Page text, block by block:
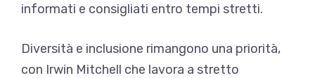
informati e consigliati entro tempi stretti.
Diversità e inclusione rimangono una priorità,
con Irwin Mitchell che lavora a stretto